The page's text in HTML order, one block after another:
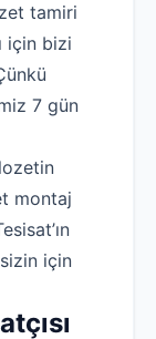
tamiri
için bizi
7 gün
montaj
için